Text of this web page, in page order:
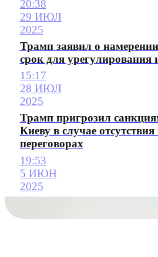
20:38
29 ИЮЛ
2025
Трамп заявил о
срок для урегулирования
15:17
28 ИЮЛ
2025
Трамп пригрозил
Киеву в случае отсутствия
переговорах
19:53
5 ИЮН
2025